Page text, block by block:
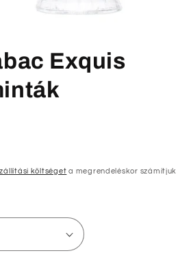
Exquis
költséget a megrendeléskor számítjuk